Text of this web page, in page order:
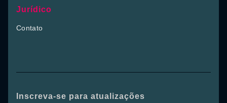
Jurídico
Contato
Inscreva-se para atualizações